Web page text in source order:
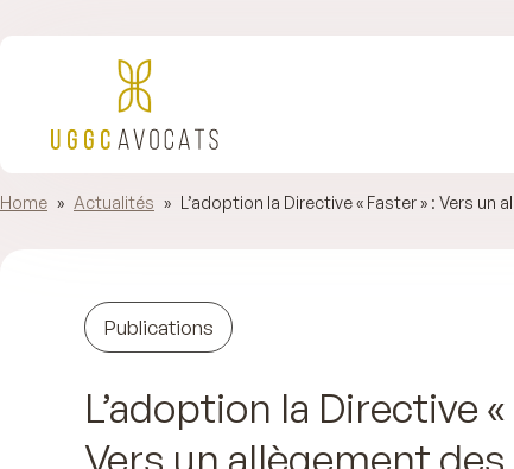
Home » Actualités » L’adoption la Directive « Faster » : Vers
Publications
L’adoption la Directive «
Vers un allègement des